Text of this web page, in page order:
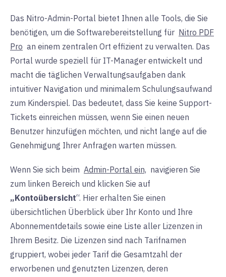
Das Nitro-Admin-Portal bietet Ihnen alle Tools, die Sie
benötigen, um die Softwarebereitstellung für Nitro PDF
Pro an einem zentralen Ort effizient zu verwalten. Das
Portal wurde speziell für IT-Manager entwickelt und
macht die täglichen Verwaltungsaufgaben dank
intuitiver Navigation und minimalem Schulungsaufwand
zum Kinderspiel. Das bedeutet, dass Sie keine Support-
Tickets einreichen müssen, wenn Sie einen neuen
Benutzer hinzufügen möchten, und nicht lange auf die
Genehmigung Ihrer Anfragen warten müssen.
Wenn Sie sich beim Admin-Portal ein, navigieren Sie
zum linken Bereich und klicken Sie auf
„Kontoübersicht“. Hier erhalten Sie einen
übersichtlichen Überblick über Ihr Konto und Ihre
Abonnementdetails sowie eine Liste aller Lizenzen in
Ihrem Besitz. Die Lizenzen sind nach Tarifnamen
gruppiert, wobei jeder Tarif die Gesamtzahl der
erworbenen und genutzten Lizenzen, deren